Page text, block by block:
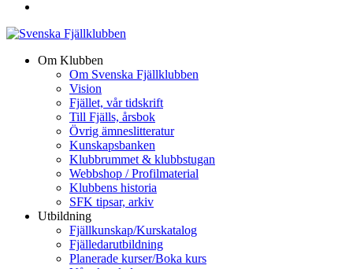
Om Klubben
Om Svenska Fjällklubben
Vision
Fjället, vår tidskrift
Till Fjälls, årsbok
Övrig ämneslitteratur
Kunskapsbanken
Klubbrummet & klubbstugan
Webbshop / Profilmaterial
Klubbens historia
SFK tipsar, arkiv
Utbildning
Fjällkunskap/Kurskatalog
Fjälledarutbildning
Planerade kurser/Boka kurs